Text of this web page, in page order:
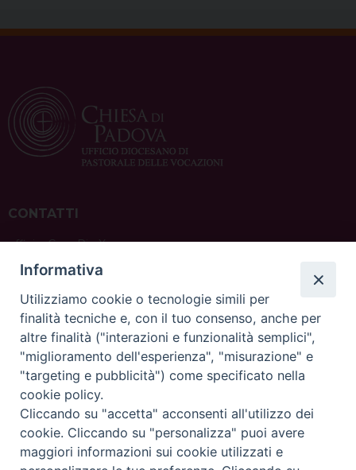
CONTATTI
ufficio: Casa Pio X
via Bonporti, 20 – 35141 Padova
tel: +39 351 619 2354
e mail:ufficiovocazionipadova@gmail.com
sede: Casa Sant'Andrea
via Valmarana, 20 – 35133 Padova
instagram:@casasantandreapadova
e mail:casasantandreapadova@gmail.com
Informativa
Utilizziamo cookie o tecnologie simili per
finalità tecniche e, con il tuo consenso, anche per
altre finalità ("interazioni e funzionalità semplici",
"miglioramento dell'esperienza", "misurazione" e
"targeting e pubblicità") come specificato nella
cookie policy.
Cliccando su "accetta" acconsenti all'utilizzo dei
cookie. Cliccando su "personalizza" puoi avere
maggiori informazioni sui cookie utilizzati e